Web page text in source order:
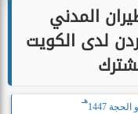
المدني
لدى الكويت
هـ